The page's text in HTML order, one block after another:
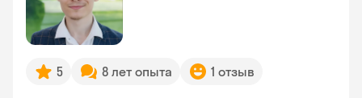
5 8 лет опыта 1 отзыв